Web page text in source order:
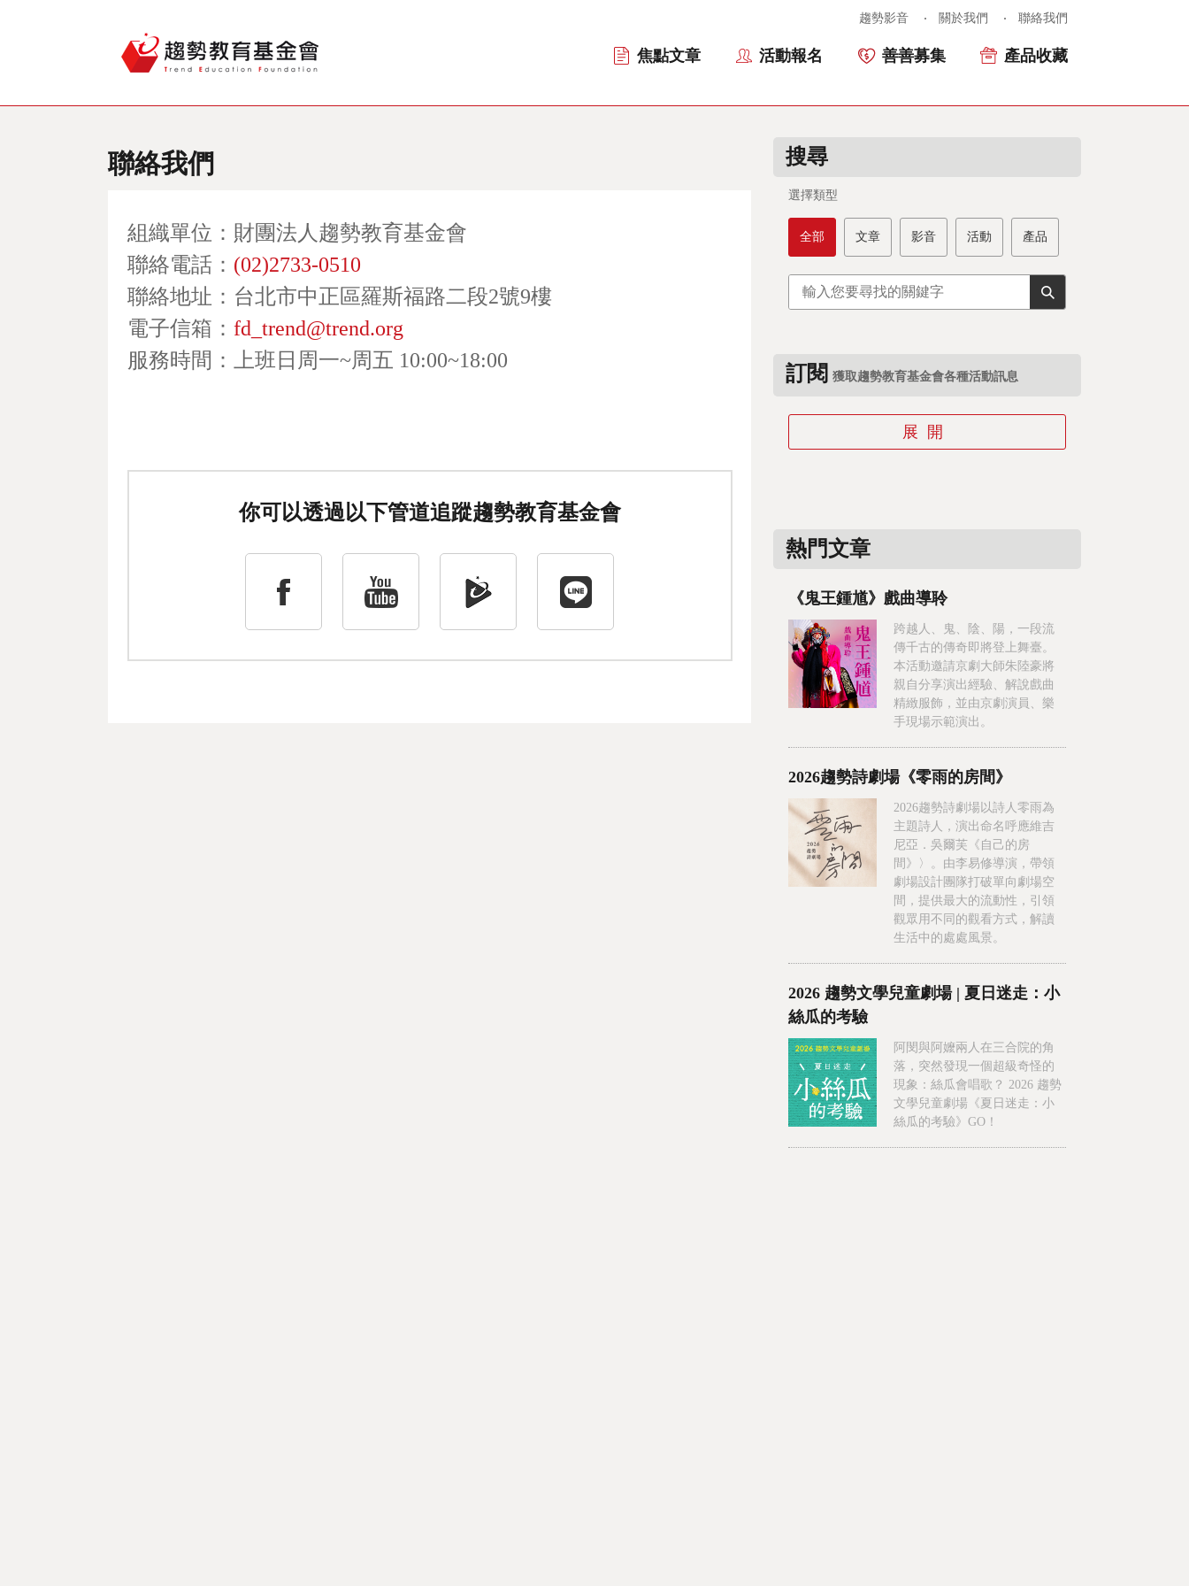
焦點文章 活動報名 善善募集 產品收藏
趨勢影音 關於我們 聯絡我們
搜尋
選擇類型
全部 文章 影音 活動 產品
訂閱 獲取趨勢教育基金會各種活動訊息
熱門文章
《鬼王鍾馗》戲曲導聆
跨越人、鬼、陰、陽，一段流
傳千古的傳奇即將登上舞臺。
本活動邀請京劇大師朱陸豪將
親自分享演出經驗、解說戲曲
精緻服飾，並由京劇演員、樂
手現場示範演出。
2026趨勢詩劇場《零雨的房間》
2026趨勢詩劇場以詩人零雨為
主題詩人，演出命名呼應維吉
尼亞．吳爾芙《自己的房
間》〉。由李易修導演，帶領
劇場設計團隊打破單向劇場空
間，提供最大的流動性，引領
觀眾用不同的觀看方式，解讀
生活中的處處風景。
2026 趨勢文學兒童劇場 | 夏日迷走：小
絲瓜的考驗
阿閔與阿嬤兩人在三合院的角
落，突然發現一個超級奇怪的
現象：絲瓜會唱歌？ 2026 趨勢
文學兒童劇場《夏日迷走：小
絲瓜的考驗》GO！
聯絡我們
組織單位：財團法人趨勢教育基金會
聯絡電話： (02)2733-0510
聯絡地址：台北市中正區羅斯福路二段2號9樓
電子信箱： fd_trend@trend.org
服務時間：上班日周一~周五 10:00~18:00
你可以透過以下管道追蹤趨勢教育基金會